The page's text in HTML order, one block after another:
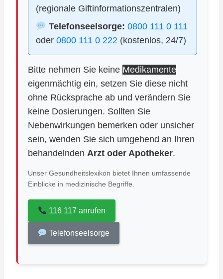
(regionale Giftinformationszentralen)
Telefonseelsorge: 0800 111 0 111
oder 0800 111 0 222 (kostenlos, 24/7)
Bitte nehmen Sie keine Medikamente
eigenmächtig ein, setzen Sie diese nicht
ohne Rücksprache ab und verändern Sie
keine Dosierungen. Sollten Sie
Nebenwirkungen bemerken oder unsicher
sein, wenden Sie sich umgehend an Ihren
behandelnden Arzt oder Apotheker.
Unser Gesundheitslexikon bietet Ihnen umfassende
Einblicke in medizinische Begriffe.
116 117 anrufen
Telefonseelsorge